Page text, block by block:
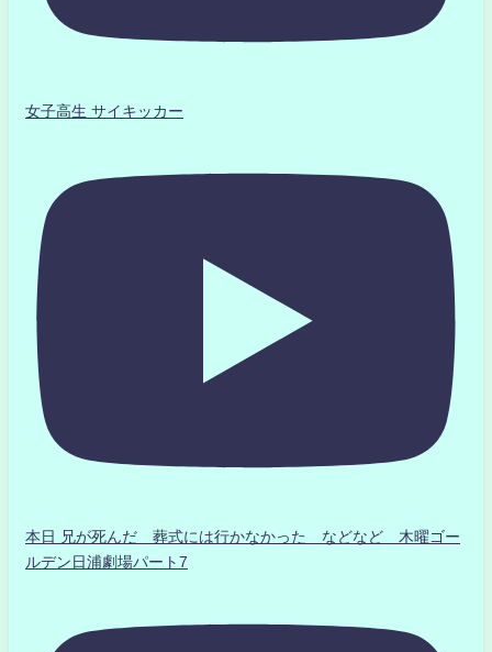
女子高生 サイキッカー
本日 兄が死んだ 葬式には行かなかった などなど 木曜ゴー
ルデン日浦劇場パート7